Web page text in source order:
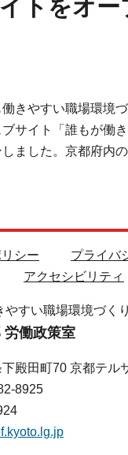
トをオー
きやすい職場環境
サイト「誰もが働
しました。京都府内
シー
プライバ
アクセシビリティ
すい職場環境づくり
労働政策室
殿田町70 京都テル
8925